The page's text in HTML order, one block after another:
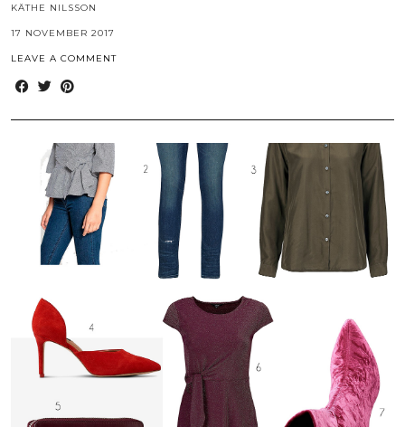
KÄTHE NILSSON
17 NOVEMBER 2017
LEAVE A COMMENT